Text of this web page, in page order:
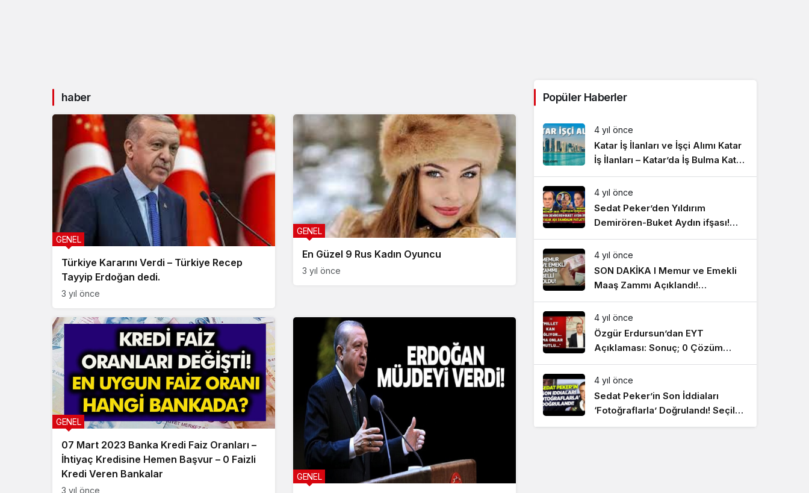
haber
Türkiye Kararını Verdi – Türkiye Recep
Tayyip Erdoğan dedi.
GENEL
3 yıl önce
En Güzel 9 Rus Kadın Oyuncu
GENEL
3 yıl önce
07 Mart 2023 Banka Kredi Faiz Oranları –
İhtiyaç Kredisine Hemen Başvur – 0 Faizli
Kredi Veren Bankalar
GENEL
3 yıl önce
GENEL
Popüler Haberler
4 yıl önce
Katar İş İlanları ve İşçi Alımı Katar
İş İlanları – Katar’da İş Bulma Katar
İşçi Alımı ve İşçi Götüren Firmalar
– Yurtdışı İş İlanları
4 yıl önce
Sedat Peker’den Yıldırım
Demirören-Buket Aydın ifşası!
Yasak aşk skandalını patlattı
#SonDakikaHaberler
4 yıl önce
SON DAKİKA I Memur ve Emekli
Maaş Zammı Açıklandı!
#SonDakikaHaberler
4 yıl önce
Özgür Erdursun’dan EYT
Açıklaması: Sonuç; 0 Çözüm
#SonDakikaHaberler
4 yıl önce
Sedat Peker’in Son İddiaları
‘Fotoğraflarla’ Doğrulandı! Seçil
Özer KRT Ana Haber